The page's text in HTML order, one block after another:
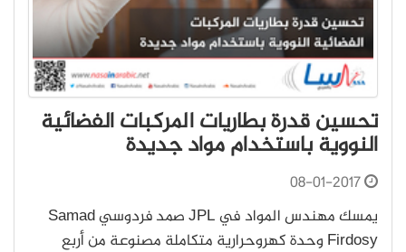
تحسين قدرة بطاريات المركبات الفضائية
النووية باستخدام مواد جديدة
08-01-2017
يمسك مهندس المواد في JPL صمد فردوسي Samad
Firdosy وحدة كهروحرارية متكاملة مصنوعة من أربع